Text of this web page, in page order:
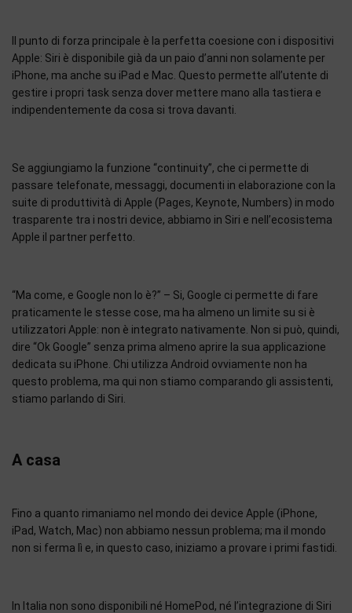
Il punto di forza principale è la perfetta coesione con i dispositivi
Apple: Siri è disponibile già da un paio d’anni non solamente per
iPhone, ma anche su iPad e Mac. Questo permette all’utente di
gestire i propri task senza dover mettere mano alla tastiera e
indipendentemente da cosa si trova davanti.
Se aggiungiamo la funzione “continuity”, che ci permette di
passare telefonate, messaggi, documenti in elaborazione con la
suite di produttività di Apple (Pages, Keynote, Numbers) in modo
trasparente tra i nostri device, abbiamo in Siri e nell’ecosistema
Apple il partner perfetto.
“Ma come, e Google non lo è?” – Si, Google ci permette di fare
praticamente le stesse cose, ma ha almeno un limite su si è
utilizzatori Apple: non è integrato nativamente. Non si può, quindi,
dire “Ok Google” senza prima almeno aprire la sua applicazione
dedicata su iPhone. Chi utilizza Android ovviamente non ha
questo problema, ma qui non stiamo comparando gli assistenti,
stiamo parlando di Siri.
A casa
Fino a quanto rimaniamo nel mondo dei device Apple (iPhone,
iPad, Watch, Mac) non abbiamo nessun problema; ma il mondo
non si ferma lì e, in questo caso, iniziamo a provare i primi fastidi.
In Italia non sono disponibili né HomePod, né l’integrazione di Siri